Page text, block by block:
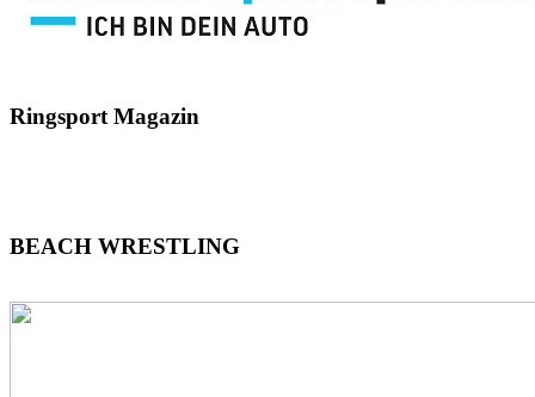
Ringsport Magazin
BEACH WRESTLING